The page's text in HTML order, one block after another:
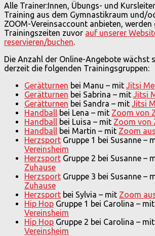
Alle Trainer:Innen, Übungs- und
Training aus dem Gymnastikraum und/
ZOOM-Vereinsaccount anbieten, werden
Trainingszeiten zuvor auf unserer
reservieren/buchen.
Die Anzahl der Online-Angebote wächst
derzeit die folgenden Trainingsgruppen:
Gerätturnen bei Manu – mit Jitsi
Gerätturnen bei Sabrina – mit Jitsi
Gerätturnen bei Sandra – mit Jitsi
Handball bei Lena – mit Zoom von
Handball bei Luisa – mit Zoom von
Handball bei Martin – mit Zoom
Herzsport Gruppe 1 bei Susanne –
Vereinsheim
Herzsport Gruppe 2 bei Susanne –
Zuhause
Herzsport Gruppe 3 bei Susanne –
Zuhause
Herzsport bei Sylvia – mit Zoom
Hip Hop Gruppe 1 bei Carolina – mit
Vereinsheim
Hip Hop Gruppe 2 bei Carolina – mit
Vereinsheim